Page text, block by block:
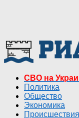
СВО на
Политика
Общество
Экономика
Происшествия